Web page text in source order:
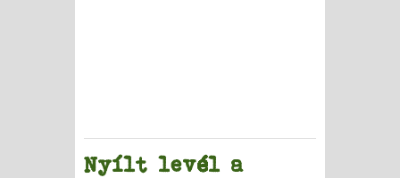
Nyílt levél a